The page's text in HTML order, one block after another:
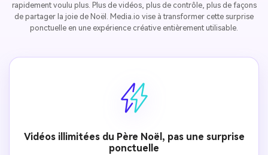
rapidement voulu plus. Plus de vidéos, plus de contrôle, plus de façons
de partager la joie de Noël. Media.io vise à transformer cette surprise
ponctuelle en une expérience créative entièrement utilisable.
Vidéos illimitées du Père Noël, pas une surprise
ponctuelle
à l’infini. 100 %
Créer Gratuitement →